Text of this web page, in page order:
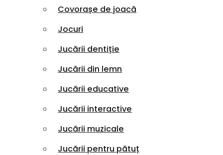
Covorașe de joacă
Jocuri
Jucării dentiție
Jucării din lemn
Jucării educative
Jucării interactive
Jucării muzicale
Jucării pentru pătuț